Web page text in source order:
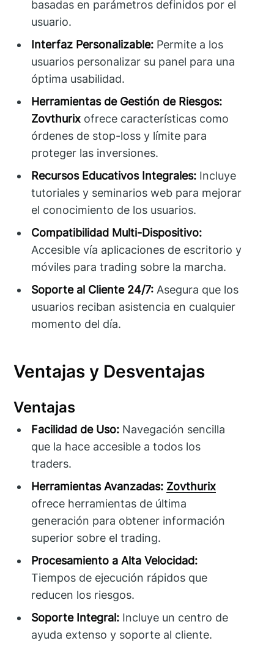
basadas en parámetros definidos por el
usuario.
Interfaz Personalizable: Permite a los
usuarios personalizar su panel para una
óptima usabilidad.
Herramientas de Gestión de Riesgos:
Zovthurix ofrece características como
órdenes de stop-loss y límite para
proteger las inversiones.
Recursos Educativos Integrales: Incluye
tutoriales y seminarios web para mejorar
el conocimiento de los usuarios.
Compatibilidad Multi-Dispositivo:
Accesible vía aplicaciones de escritorio y
móviles para trading sobre la marcha.
Soporte al Cliente 24/7: Asegura que los
usuarios reciban asistencia en cualquier
momento del día.
Ventajas y Desventajas
Ventajas
Facilidad de Uso: Navegación sencilla
que la hace accesible a todos los
traders.
Herramientas Avanzadas: Zovthurix
ofrece herramientas de última
generación para obtener información
superior sobre el trading.
Procesamiento a Alta Velocidad:
Tiempos de ejecución rápidos que
reducen los riesgos.
Soporte Integral: Incluye un centro de
ayuda extenso y soporte al cliente.